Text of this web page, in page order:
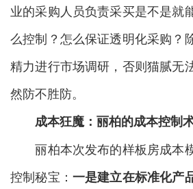
业的采购人员负责采买是不是就
么控制？怎么保证透明化采购？
精力进行市场调研，否则猫腻无
然防不胜防。
成本狂魔： 丽柏的成本控制
丽柏本次发布的样板房成本
控制秘宝： 一是建立在标准化产